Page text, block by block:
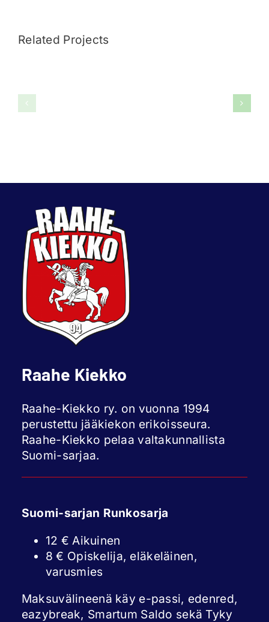
Related Projects
Raahe Kiekko
Raahe-Kiekko ry. on vuonna 1994
perustettu jääkiekon erikoisseura.
Raahe-Kiekko pelaa valtakunnallista
Suomi-sarjaa.
Suomi-sarjan Runkosarja
12 € Aikuinen
8 € Opiskelija, eläkeläinen,
varusmies
Maksuvälineenä käy e-passi, edenred,
eazybreak, Smartum Saldo sekä Tyky